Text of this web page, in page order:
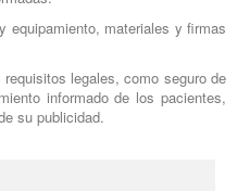
equipamiento, materiales y firmas
legales, como seguro de
informado de los pacientes,
su publicidad.